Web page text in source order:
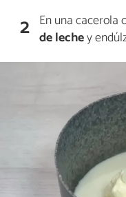
2 En una cacerola
de lechey